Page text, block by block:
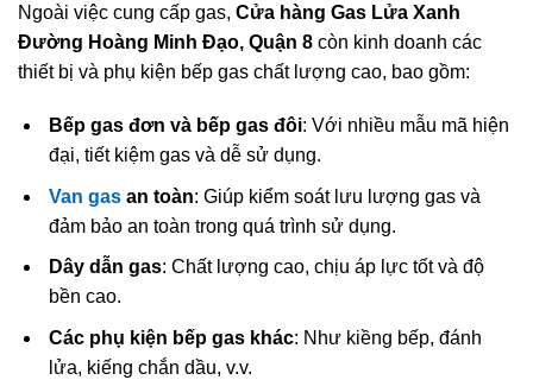
Ngoài việc cung cấp gas, Cửa hàng Gas Lửa Xanh
Đường Hoàng Minh Đạo, Quận 8 còn kinh doanh các
thiết bị và phụ kiện bếp gas chất lượng cao, bao gồm:
Bếp gas đơn và bếp gas đôi: Với nhiều mẫu mã hiện
đại, tiết kiệm gas và dễ sử dụng.
Van gasan toàn: Giúp kiểm soát lưu lượng gas và
đảm bảo an toàn trong quá trình sử dụng.
Dây dẫn gas: Chất lượng cao, chịu áp lực tốt và độ
bền cao.
Các phụ kiện bếp gas khác: Như kiềng bếp, đánh
lửa, kiếng chắn dầu, v.v.